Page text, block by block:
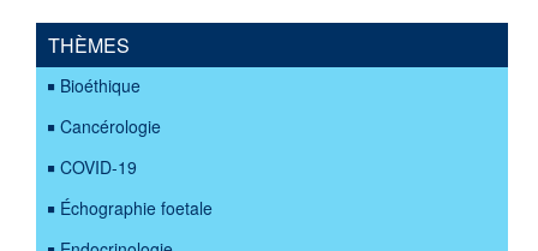
THÈMES
Bioéthique
Cancérologie
COVID-19
Échographie foetale